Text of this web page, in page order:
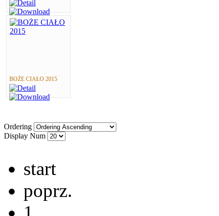
BOŻE CIAŁO 2015
Ordering
Display Num
start
poprz.